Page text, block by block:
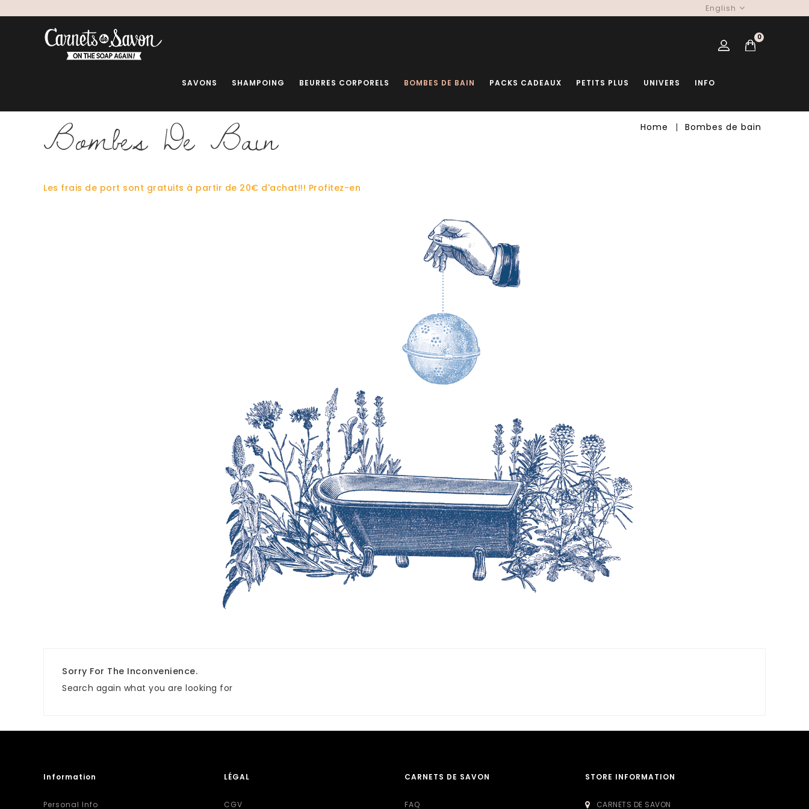
English
0
SAVONS SHAMPOING BEURRES CORPORELS BOMBES DE BAIN PACKS CADEAUX PETITS PLUS UNIVERS INFO
Bombes De Bain Home Bombes de bain
Les frais de port sont gratuits à partir de 20€ d'achat!!! Profitez-en
Sorry For The Inconvenience.
Search again what you are looking for
Information
Personal Info
LÉGAL
CGV
CARNETS DE SAVON
FAQ
STORE INFORMATION
CARNETS DE SAVON